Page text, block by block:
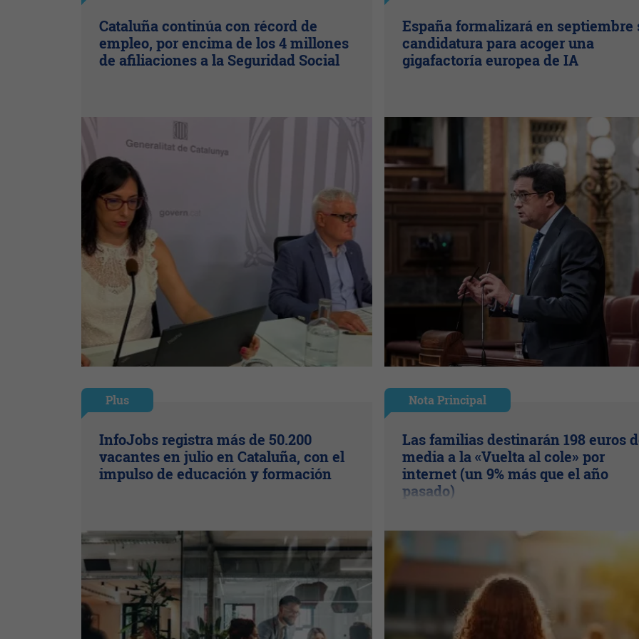
Cataluña continúa con récord de
empleo, por encima de los 4 millones
de afiliaciones a la Seguridad Social
España formalizará en septiembre
candidatura para acoger una
gigafactoría europea de IA
Plus
InfoJobs registra más de 50.200
vacantes en julio en Cataluña, con el
impulso de educación y formación
Nota Principal
Las familias destinarán 198 euros
media a la «Vuelta al cole» por
internet (un 9% más que el año
pasado)